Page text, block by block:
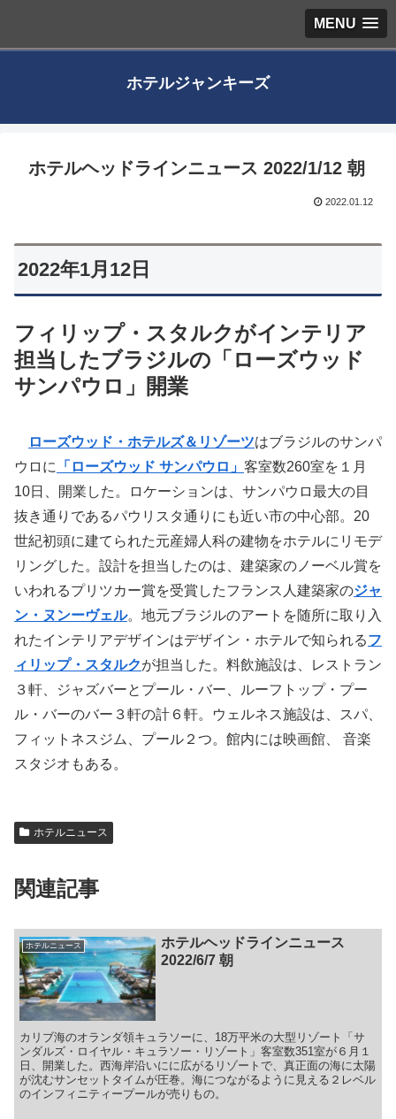
MENU
ホテルジャンキーズ
ホテルヘッドラインニュース 2022/1/12 朝
2022.01.12
2022年1月12日
フィリップ・スタルクがインテリア
担当したブラジルの「ローズウッド
サンパウロ」開業
ローズウッド・ホテルズ＆リゾーツはブラジルのサンパ
ウロに
「ローズウッド サンパウロ」 客室数260室を１月
10日、開業した。ロケーションは、サンパウロ最大の目
抜き通りであるパウリスタ通りにも近い市の中心部。20
世紀初頭に建てられた元産婦人科の建物をホテルにリモデ
リングした。設計を担当したのは、建築家のノーベル賞を
いわれるプリツカー賞を受賞したフランス人建築家のジャ
ン・ヌンーヴェル。地元ブラジルのアートを随所に取り入
れたインテリアデザインはデザイン・ホテルで知られるフ
ィリップ・スタルクが担当した。料飲施設は、レストラン
３軒、ジャズバーとプール・バー、ルーフトップ・プー
ル・バーのバー３軒の計６軒。ウェルネス施設は、スパ、
フィットネスジム、プール２つ。館内には映画館、 音楽
スタジオもある。
ホテルニュース
関連記事
ホテルニュース
ホテルヘッドラインニュース
2022/6/7 朝
カリブ海のオランダ領キュラソーに、18万平米の大型リゾート「サ
ンダルズ・ロイヤル・キュラソー・リゾート」客室数351室が６月１
日、開業した。西海岸沿いにに広がるリゾートで、真正面の海に太陽
が沈むサンセットタイムが圧巻。海につながるように見える２レベル
のインフィニティープールが売りもの。